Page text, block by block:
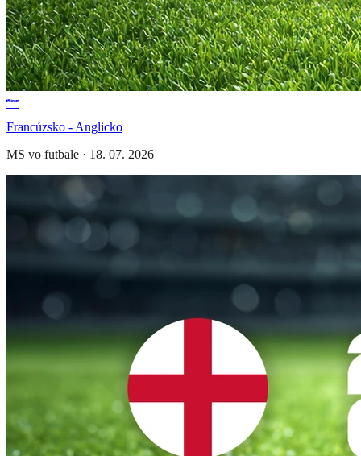
Francúzsko - Anglicko
MS vo futbale · 18. 07. 2026